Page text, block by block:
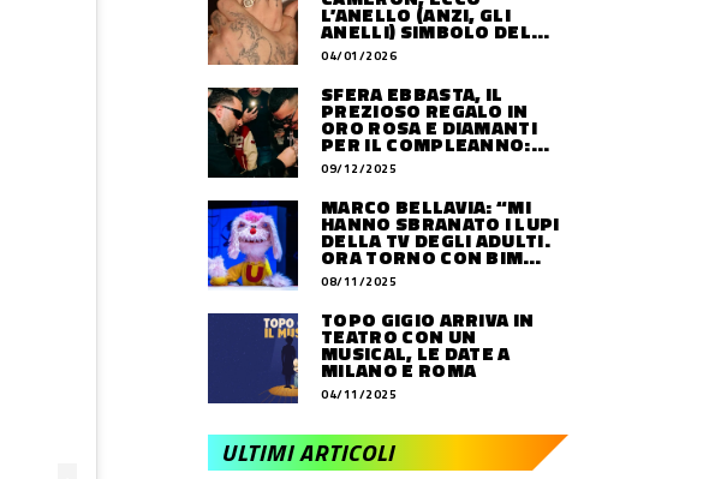
L’ANELLO (ANZI, GLI
ANELLI) SIMBOLO DEL
LORO AMORE
04/01/2026
SFERA EBBASTA, IL
PREZIOSO REGALO IN
ORO ROSA E DIAMANTI
PER IL COMPLEANNO:
QUANTO VALE
09/12/2025
MARCO BELLAVIA: “MI
HANNO SBRANATO I LUPI
DELLA TV DEGLI ADULTI.
ORA TORNO CON BIM
BUM BAM PARTY”
08/11/2025
TOPO GIGIO ARRIVA IN
TEATRO CON UN
MUSICAL, LE DATE A
MILANO E ROMA
04/11/2025
ULTIMI ARTICOLI